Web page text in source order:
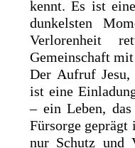
kennt. Es ist
dunkelsten
Verlorenheit
Gemeinschaft
Der Aufruf
ist eine
– ein Leben,
Fürsorge
nur Schutz und